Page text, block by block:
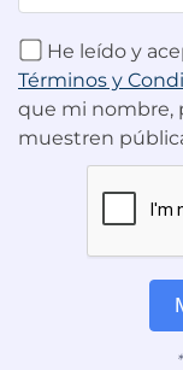
He leído y
Términos y
que mi nombre,
muestren